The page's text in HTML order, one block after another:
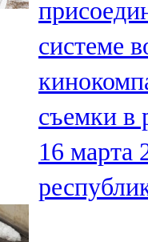
Кама
71,51 FM
Кукмара
107,9 FM
102,1 FM
системе
съемки в
16 марта